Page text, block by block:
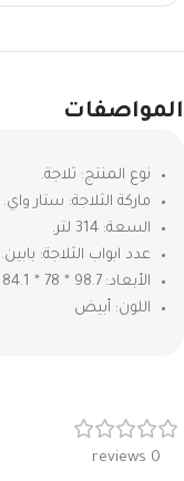
المواصفات
نوع المنتج: ثلاجة.
ماركة الثلاجة: ستار واي.
السعة: 314 لتر.
عدد ابواب الثلاجة: بابين.
الأبعاد: 98.7 * 78 * 184.1 سم.
اللون: أبيض
0 reviews